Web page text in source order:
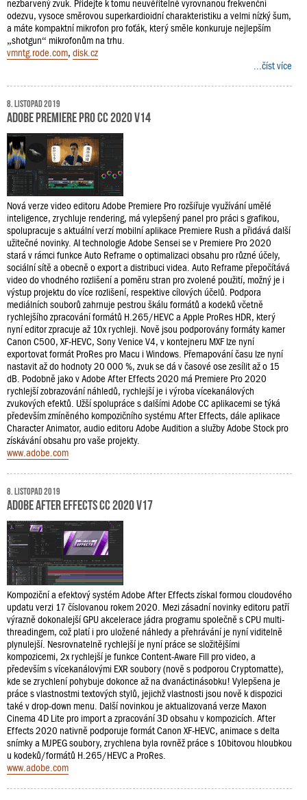
nezbarvený zvuk. Přidejte k tomu neuvěřitelně vyrovnanou frekvenční
odezvu, vysoce směrovou superkardioidní charakteristiku a velmi nízký šum,
a máte kompaktní mikrofon pro foťák, který směle konkuruje nejlepším
„shotgun“ mikrofonům na trhu.
vmntg.rode.com, disk.cz
...číst více
8. listopad 2019
Adobe Premiere Pro CC 2020 v14
Nová verze video editoru Adobe Premiere Pro rozšiřuje využívání umělé
inteligence, zrychluje rendering, má vylepšený panel pro práci s grafikou,
spolupracuje s aktuální verzí mobilní aplikace Premiere Rush a přidává další
užitečné novinky. AI technologie Adobe Sensei se v Premiere Pro 2020
stará v rámci funkce Auto Reframe o optimalizaci obsahu pro různé účely,
sociální sítě a obecně o export a distribuci videa. Auto Reframe přepočítává
video do vhodného rozlišení a poměru stran pro zvolené použití, možný je i
výstup projektu do více rozlišení, respektive cílových účelů. Podpora
mediálních souborů zahrnuje pestrou škálu formátů a kodeků včetně
rychlejšího zpracování formátů H.265/HEVC a Apple ProRes HDR, který
nyní editor zpracuje až 10x rychleji. Nově jsou podporovány formáty kamer
Canon C500, XF-HEVC, Sony Venice V4, v kontejneru MXF lze nyní
exportovat formát ProRes pro Macu i Windows. Přemapování času lze nyní
nastavit až do hodnoty 20 000 %, zvuk se dá v časové ose zesílit až o 15
dB. Podobně jako v Adobe After Effects 2020 má Premiere Pro 2020
rychlejší zobrazování náhledů, rychlejší je i výroba vícekanálových
zvukových efektů. Užší spolupráce s dalšími Adobe CC aplikacemi se týká
především zmíněného kompozičního systému After Effects, dále aplikace
Character Animator, audio editoru Adobe Audition a služby Adobe Stock pro
získávání obsahu pro vaše projekty.
www.adobe.com
8. listopad 2019
Adobe After Effects CC 2020 v17
Kompoziční a efektový systém Adobe After Effects získal formou cloudového
updatu verzi 17 číslovanou rokem 2020. Mezi zásadní novinky editoru patří
výrazně dokonalejší GPU akcelerace jádra programu společně s CPU multi-
threadingem, což platí i pro uložené náhledy a přehrávání je nyní viditelně
plynulejší. Nesrovnatelně rychlejší je nyní práce se složitějšími
kompozicemi, 2x rychlejší je funkce Content-Aware Fill pro video, a
především s vícekanálovými EXR soubory (nově s podporou Cryptomatte),
kde se zrychlení pohybuje dokonce až na dvanáctinásobku! Vylepšena je
práce s vlastnostmi textových stylů, jejichž vlastnosti jsou nově k dispozici
také v drop-down menu. Další novinkou je aktualizovaná verze Maxon
Cinema 4D Lite pro import a zpracování 3D obsahu v kompozicích. After
Effects 2020 nativně podporuje formát Canon XF-HEVC, animace s delta
snímky a MJPEG soubory, zrychlena byla rovněž práce s 10bitovou hloubkou
u kodeků/formátů H.265/HEVC a ProRes.
www.adobe.com